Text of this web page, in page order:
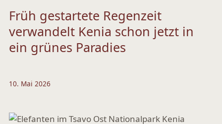
Früh gestartete Regenzeit
verwandelt Kenia schon jetzt in
ein grünes Paradies
10. Mai 2026